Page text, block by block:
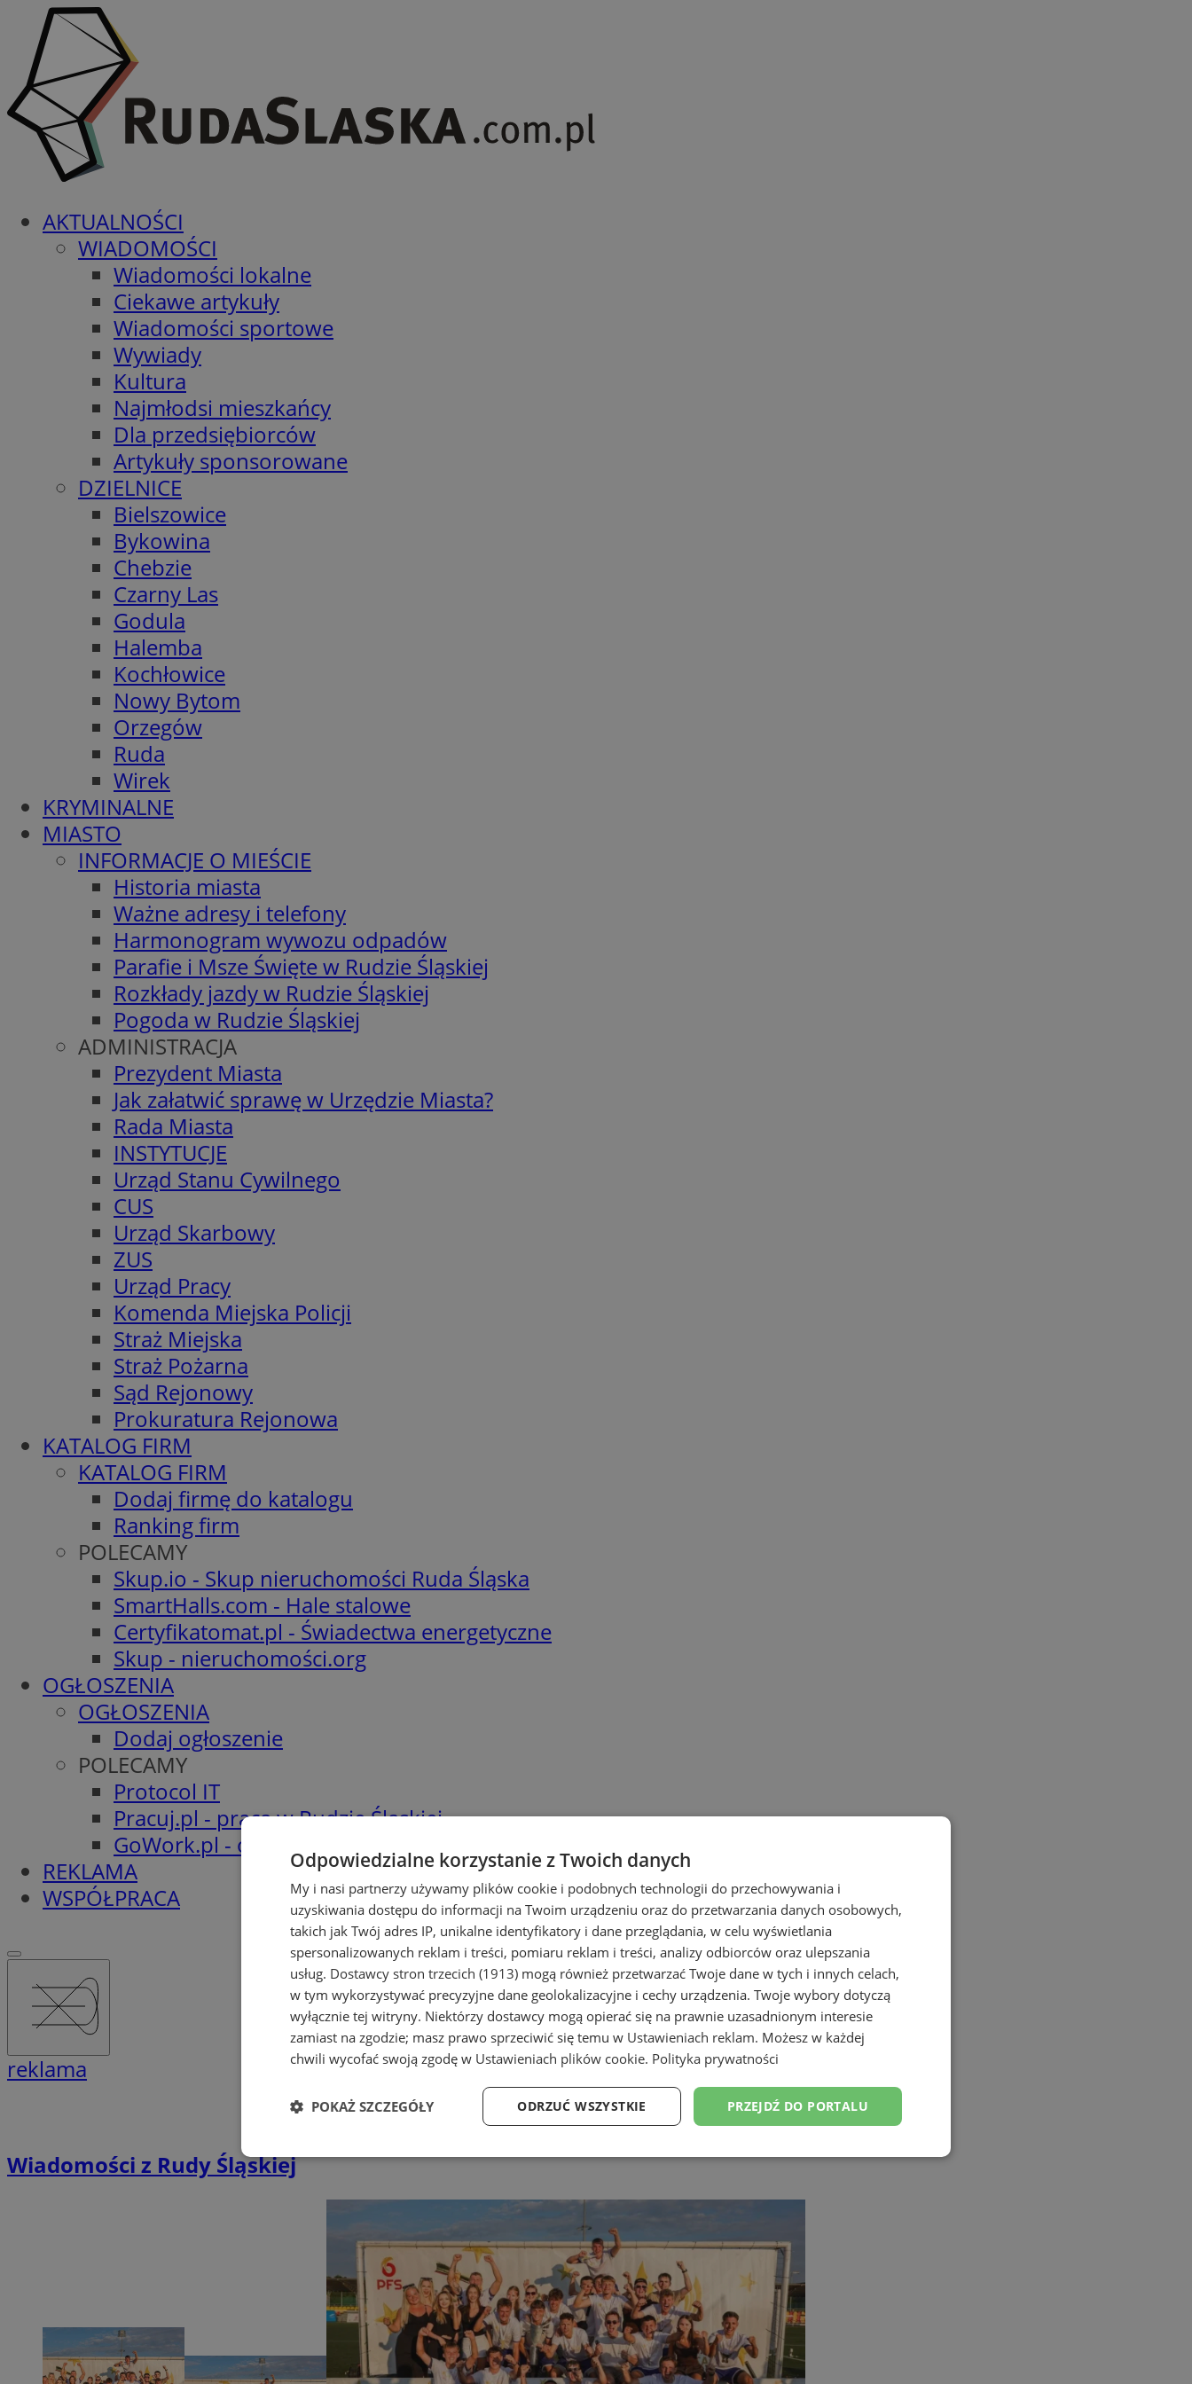
AKTUALNOŚCI
WIADOMOŚCI
Wiadomości lokalne
Ciekawe artykuły
Wiadomości sportowe
Wywiady
Kultura
Najmłodsi mieszkańcy
Dla przedsiębiorców
Artykuły sponsorowane
DZIELNICE
Bielszowice
Bykowina
Chebzie
Czarny Las
Godula
Halemba
Kochłowice
Nowy Bytom
Orzegów
Ruda
Wirek
KRYMINALNE
MIASTO
INFORMACJE O MIEŚCIE
Historia miasta
Ważne adresy i telefony
Harmonogram wywozu odpadów
Parafie i Msze Święte w Rudzie Śląskiej
Rozkłady jazdy w Rudzie Śląskiej
Pogoda w Rudzie Śląskiej
ADMINISTRACJA
Prezydent Miasta
Jak załatwić sprawę w Urzędzie Miasta?
Rada Miasta
INSTYTUCJE
Urząd Stanu Cywilnego
CUS
Urząd Skarbowy
ZUS
Urząd Pracy
Komenda Miejska Policji
Straż Miejska
Straż Pożarna
Sąd Rejonowy
Prokuratura Rejonowa
KATALOG FIRM
KATALOG FIRM
Dodaj firmę do katalogu
Ranking firm
POLECAMY
Skup.io - Skup nieruchomości Ruda Śląska
SmartHalls.com - Hale stalowe
Certyfikatomat.pl - Świadectwa energetyczne
Skup - nieruchomości.org
OGŁOSZENIA
OGŁOSZENIA
Dodaj ogłoszenie
POLECAMY
Protocol IT
Pracuj.pl - praca w Rudzie Śląskiej
GoWork.pl - oferty pracy
REKLAMA
WSPÓŁPRACA
reklama
Zamów reklamę
Wiadomości z Rudy Śląskiej
Odpowiedzialne korzystanie z Twoich danych
My i nasi partnerzy używamy plików cookie i podobnych technologii do przechowywania i
uzyskiwania dostępu do informacji na Twoim urządzeniu oraz do przetwarzania danych osobowych,
takich jak Twój adres IP, unikalne identyfikatory i dane przeglądania, w celu wyświetlania
spersonalizowanych reklam i treści, pomiaru reklam i treści, analizy odbiorców oraz ulepszania
usług. Dostawcy stron trzecich (1913) mogą również przetwarzać Twoje dane w tych i innych celach,
w tym wykorzystywać precyzyjne dane geolokalizacyjne i cechy urządzenia. Twoje wybory dotyczą
wyłącznie tej witryny. Niektórzy dostawcy mogą opierać się na prawnie uzasadnionym interesie
zamiast na zgodzie; masz prawo sprzeciwić się temu w Ustawieniach reklam. Możesz w każdej
chwili wycofać swoją zgodę w Ustawieniach plików cookie. Polityka prywatności
PRZEJDŹ DO PORTALU
ODRZUĆ WSZYSTKIE
POKAŻ SZCZEGÓŁY
Niezbędne Wydajność Targetowanie Funkcjonalność Niesklasyfikowane
Niezbędne Wydajność Targetowanie Funkcjonalność Niesklasyfikowane
Niezbędne pliki cookie umożliwiają korzystanie z podstawowych funkcji strony internetowej, takich jak logowanie użytkownika i
zarządzanie kontem. Bez niezbędnych plików cookie nie można prawidłowo korzystać ze strony internetowej.
Provider/
Domena
Okres
przechowywania
Opis